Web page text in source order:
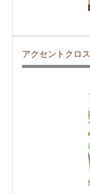
アクセントクロス